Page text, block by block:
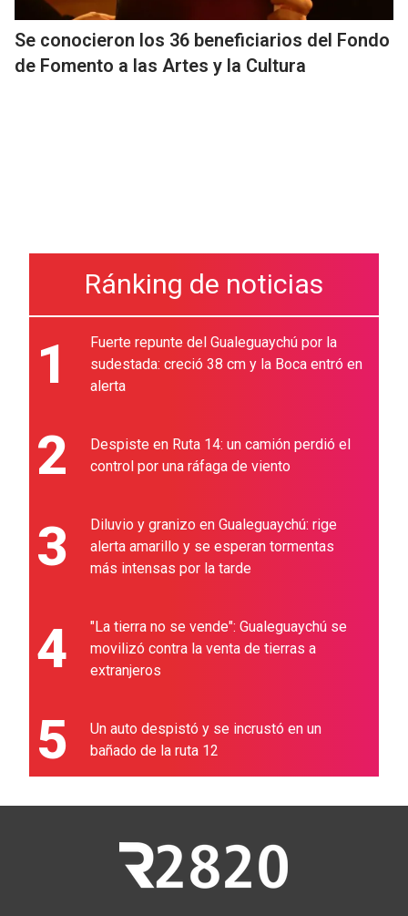
Se conocieron los 36 beneficiarios del Fondo
de Fomento a las Artes y la Cultura
Ránking de noticias
1
Fuerte repunte del Gualeguaychú por la
sudestada: creció 38 cm y la Boca entró en
alerta
2
Despiste en Ruta 14: un camión perdió el
control por una ráfaga de viento
3
Diluvio y granizo en Gualeguaychú: rige
alerta amarillo y se esperan tormentas
más intensas por la tarde
4
"La tierra no se vende": Gualeguaychú se
movilizó contra la venta de tierras a
extranjeros
5
Un auto despistó y se incrustó en un
bañado de la ruta 12